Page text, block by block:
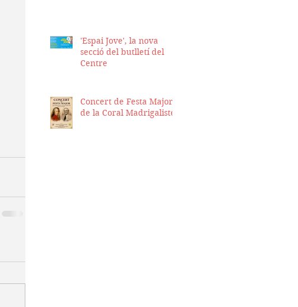
'Espai Jove', la nova
secció del butlletí del
Centre
Concert de Festa Major
de la Coral Madrigalistes